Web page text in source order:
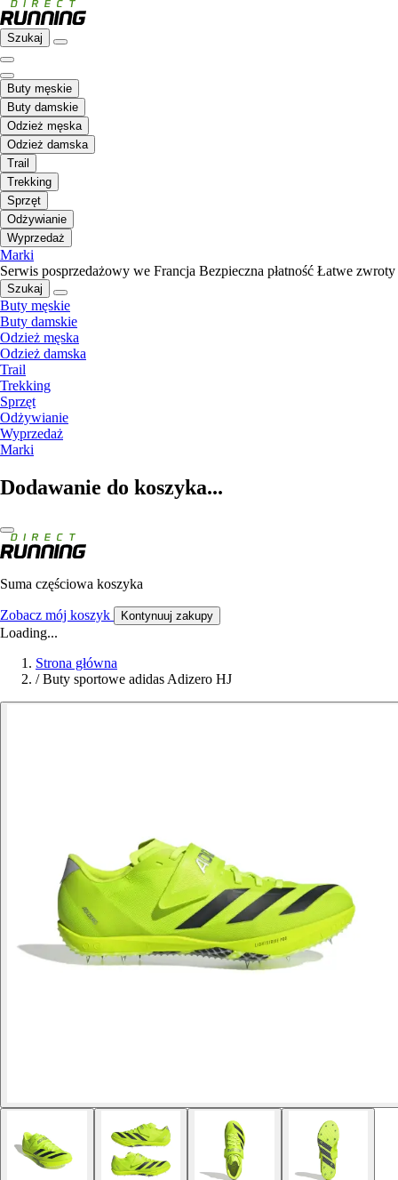
Szukaj
Buty męskie
Buty damskie
Odzież męska
Odzież damska
Trail
Trekking
Sprzęt
Odżywianie
Wyprzedaż
Marki
Serwis posprzedażowy we Francja Bezpieczna płatność Łatwe zwroty
Szukaj
Buty męskie
Buty damskie
Odzież męska
Odzież damska
Trail
Trekking
Sprzęt
Odżywianie
Wyprzedaż
Marki
Dodawanie do koszyka...
Suma częściowa koszyka
Zobacz mój koszyk Kontynuuj zakupy
Loading...
Strona główna
/ Buty sportowe adidas Adizero HJ